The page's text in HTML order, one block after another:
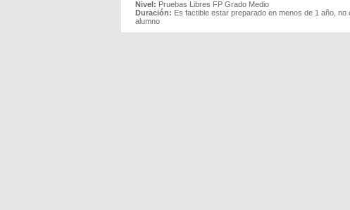
Nivel: Pruebas Libres FP Grado Medio
Duración: Es factible estar preparado en menos de 1 año,
alumno